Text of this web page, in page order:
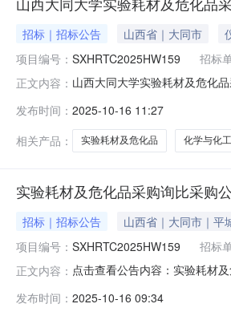
招标｜招标公告 山西省｜大同市
项目编号： SXHRTC2025HW159 招标
正文内容： 山西大同大学实验耗材及危化
西大同大学1.3招标编号：
发布时间： 2025-10-16 11:27
相关产品：
实验耗材及危化品 化学与化
实验耗材及危化品采购询比采购
招标｜招标公告 山西省｜大同市｜平
项目编号： SXHRTC2025HW159 招标
正文内容： 点击查看公告内容：实验耗材
目地点：山西大同大学1.3招标
发布时间： 2025-10-16 09:34